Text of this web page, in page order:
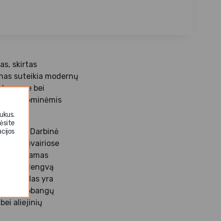
skirtas
suteikia modernų
bei
Darbinė
įvairiose
tinkamas
lengvą
Indas yra
mikrobangų
aliejinių